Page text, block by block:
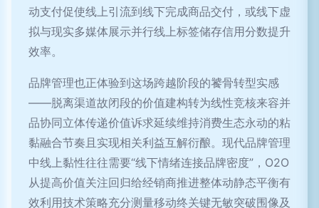
动支付促使线上引流到线下完成商品交付，或线下虚
拟与现实多媒体展示并行线上标签储存信用分数提升
效率。
品牌管理也正体验到这场跨越阶段的饕骨转型实感
——脱离渠道故闭段的价值建构转为线性竞核来容并
品协同立体传递价值诉求延续维持消费生态永动的粘
黏融合节奏且实现相关利益互解衍酿。现代品牌管理
中线上黏性往往需要“线下情绪连接品牌密度”，O2O
从提高价值关注回归给经销商推进整体动静态平衡有
效利用技术策略充分测量移动终关键无敏突破围像及